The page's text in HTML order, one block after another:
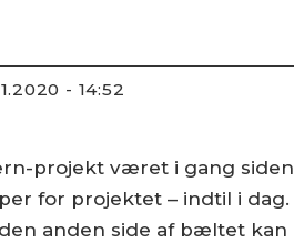
- 14:52
projekt været i gang
for projektet – indtil i
anden side af bæltet